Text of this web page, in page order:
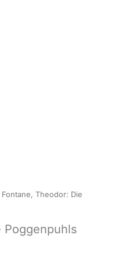
Fontane, Theodor: Die
Poggenpuhls